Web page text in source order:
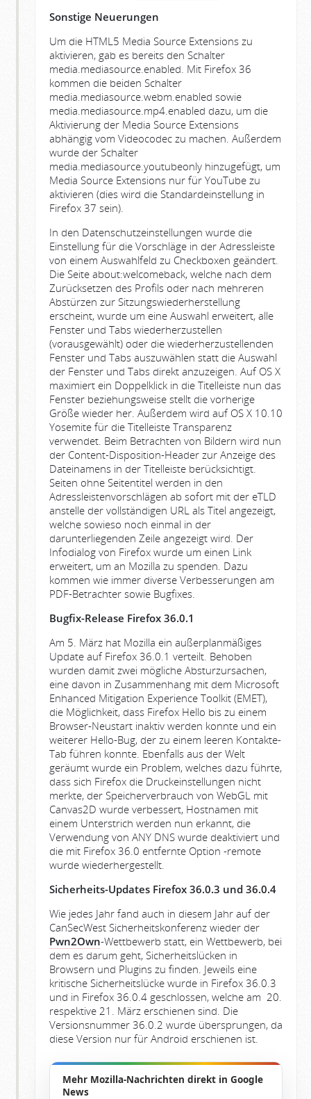
Sonstige Neuerungen
Um die HTML5 Media Source Extensions zu
aktivieren, gab es bereits den Schalter
media.mediasource.enabled. Mit Firefox 36
kommen die beiden Schalter
media.mediasource.webm.enabled sowie
media.mediasource.mp4.enabled dazu, um die
Aktivierung der Media Source Extensions
abhängig vom Videocodec zu machen. Außerdem
wurde der Schalter
media.mediasource.youtubeonly hinzugefügt, um
Media Source Extensions nur für YouTube zu
aktivieren (dies wird die Standardeinstellung in
Firefox 37 sein).
In den Datenschutzeinstellungen wurde die
Einstellung für die Vorschläge in der Adressleiste
von einem Auswahlfeld zu Checkboxen geändert.
Die Seite about:welcomeback, welche nach dem
Zurücksetzen des Profils oder nach mehreren
Abstürzen zur Sitzungswiederherstellung
erscheint, wurde um eine Auswahl erweitert, alle
Fenster und Tabs wiederherzustellen
(vorausgewählt) oder die wiederherzustellenden
Fenster und Tabs auszuwählen statt die Auswahl
der Fenster und Tabs direkt anzuzeigen. Auf OS X
maximiert ein Doppelklick in die Titelleiste nun das
Fenster beziehungsweise stellt die vorherige
Größe wieder her. Außerdem wird auf OS X 10.10
Yosemite für die Titelleiste Transparenz
verwendet. Beim Betrachten von Bildern wird nun
der Content-Disposition-Header zur Anzeige des
Dateinamens in der Titelleiste berücksichtigt.
Seiten ohne Seitentitel werden in den
Adressleistenvorschlägen ab sofort mit der eTLD
anstelle der vollständigen URL als Titel angezeigt,
welche sowieso noch einmal in der
darunterliegenden Zeile angezeigt wird. Der
Infodialog von Firefox wurde um einen Link
erweitert, um an Mozilla zu spenden. Dazu
kommen wie immer diverse Verbesserungen am
PDF-Betrachter sowie Bugfixes.
Bugfix-Release Firefox 36.0.1
Am 5. März hat Mozilla ein außerplanmäßiges
Update auf Firefox 36.0.1 verteilt. Behoben
wurden damit zwei mögliche Absturzursachen,
eine davon in Zusammenhang mit dem Microsoft
Enhanced Mitigation Experience Toolkit (EMET),
die Möglichkeit, dass Firefox Hello bis zu einem
Browser-Neustart inaktiv werden konnte und ein
weiterer Hello-Bug, der zu einem leeren Kontakte-
Tab führen konnte. Ebenfalls aus der Welt
geräumt wurde ein Problem, welches dazu führte,
dass sich Firefox die Druckeinstellungen nicht
merkte, der Speicherverbrauch von WebGL mit
Canvas2D wurde verbessert, Hostnamen mit
einem Unterstrich werden nun erkannt, die
Verwendung von ANY DNS wurde deaktiviert und
die mit Firefox 36.0 entfernte Option -remote
wurde wiederhergestellt.
Sicherheits-Updates Firefox 36.0.3 und 36.0.4
Wie jedes Jahr fand auch in diesem Jahr auf der
CanSecWest Sicherheitskonferenz wieder der
Pwn2Own-Wettbewerb statt, ein Wettbewerb, bei
dem es darum geht, Sicherheitslücken in
Browsern und Plugins zu finden. Jeweils eine
kritische Sicherheitslücke wurde in Firefox 36.0.3
und in Firefox 36.0.4 geschlossen, welche am 20.
respektive 21. März erschienen sind. Die
Versionsnummer 36.0.2 wurde übersprungen, da
diese Version nur für Android erschienen ist.
Mehr Mozilla-Nachrichten direkt in Google
News